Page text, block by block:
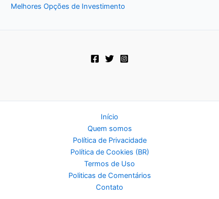
Melhores Opções de Investimento
Início
Quem somos
Política de Privacidade
Política de Cookies (BR)
Termos de Uso
Politicas de Comentários
Contato